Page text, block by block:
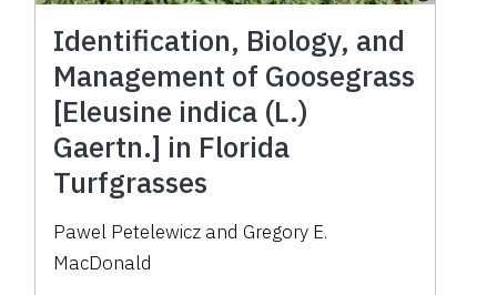
Identification, Biology, and
Management of Goosegrass
[Eleusine indica (L.)
Gaertn.] in Florida
Turfgrasses
Pawel Petelewicz and Gregory E.
MacDonald